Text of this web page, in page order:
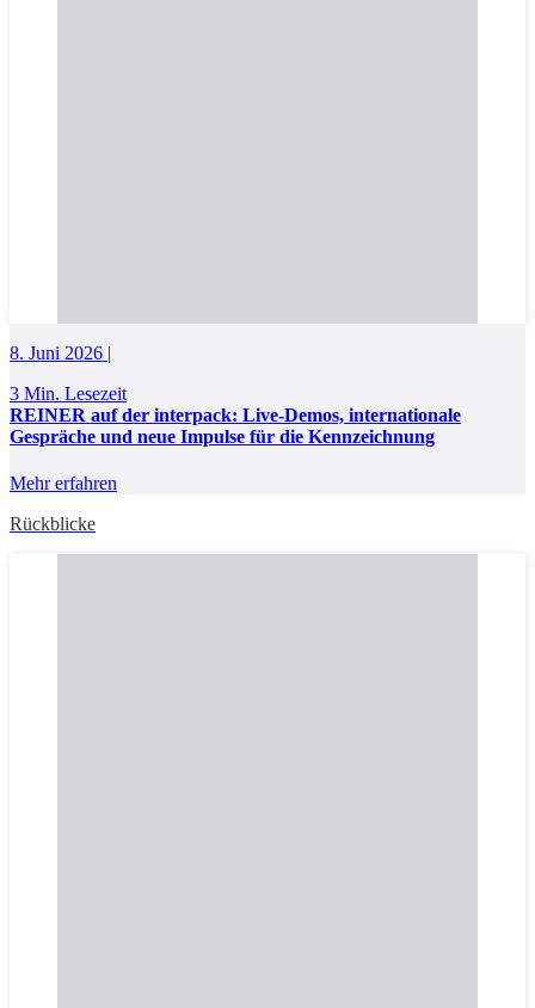
8. Juni 2026 |
3 Min. Lesezeit
REINER auf der interpack: Live-Demos, internationale
Gespräche und neue Impulse für die Kennzeichnung
Mehr erfahren
Rückblicke